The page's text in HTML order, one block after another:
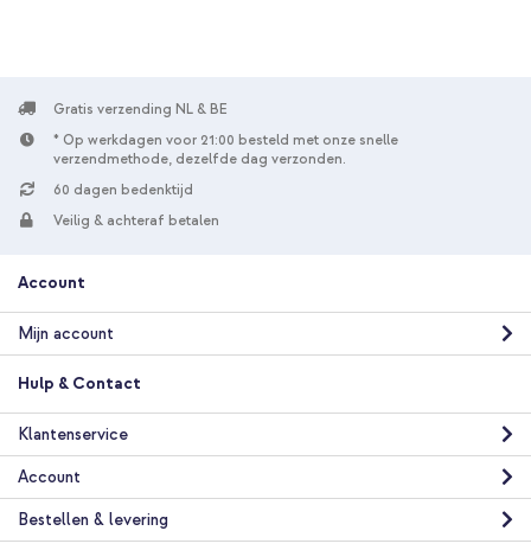
Gratis verzending NL & BE
* Op werkdagen voor 21:00 besteld met onze snelle
verzendmethode, dezelfde dag verzonden.
60 dagen bedenktijd
Veilig & achteraf betalen
Account
Mijn account
Hulp & Contact
Klantenservice
Account
Bestellen & levering